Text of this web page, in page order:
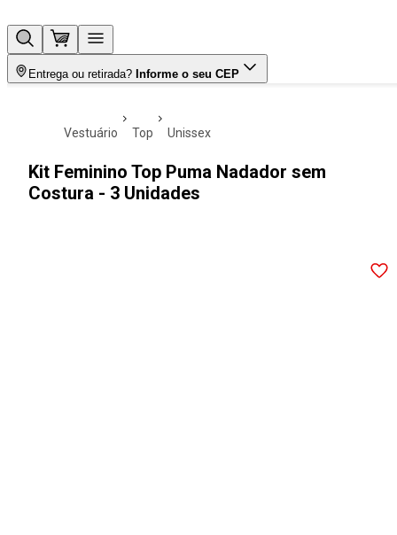
Entrega ou retirada? Informe o seu CEP
vestuário top unissex
Kit Feminino Top Puma Nadador sem
Costura - 3 Unidades